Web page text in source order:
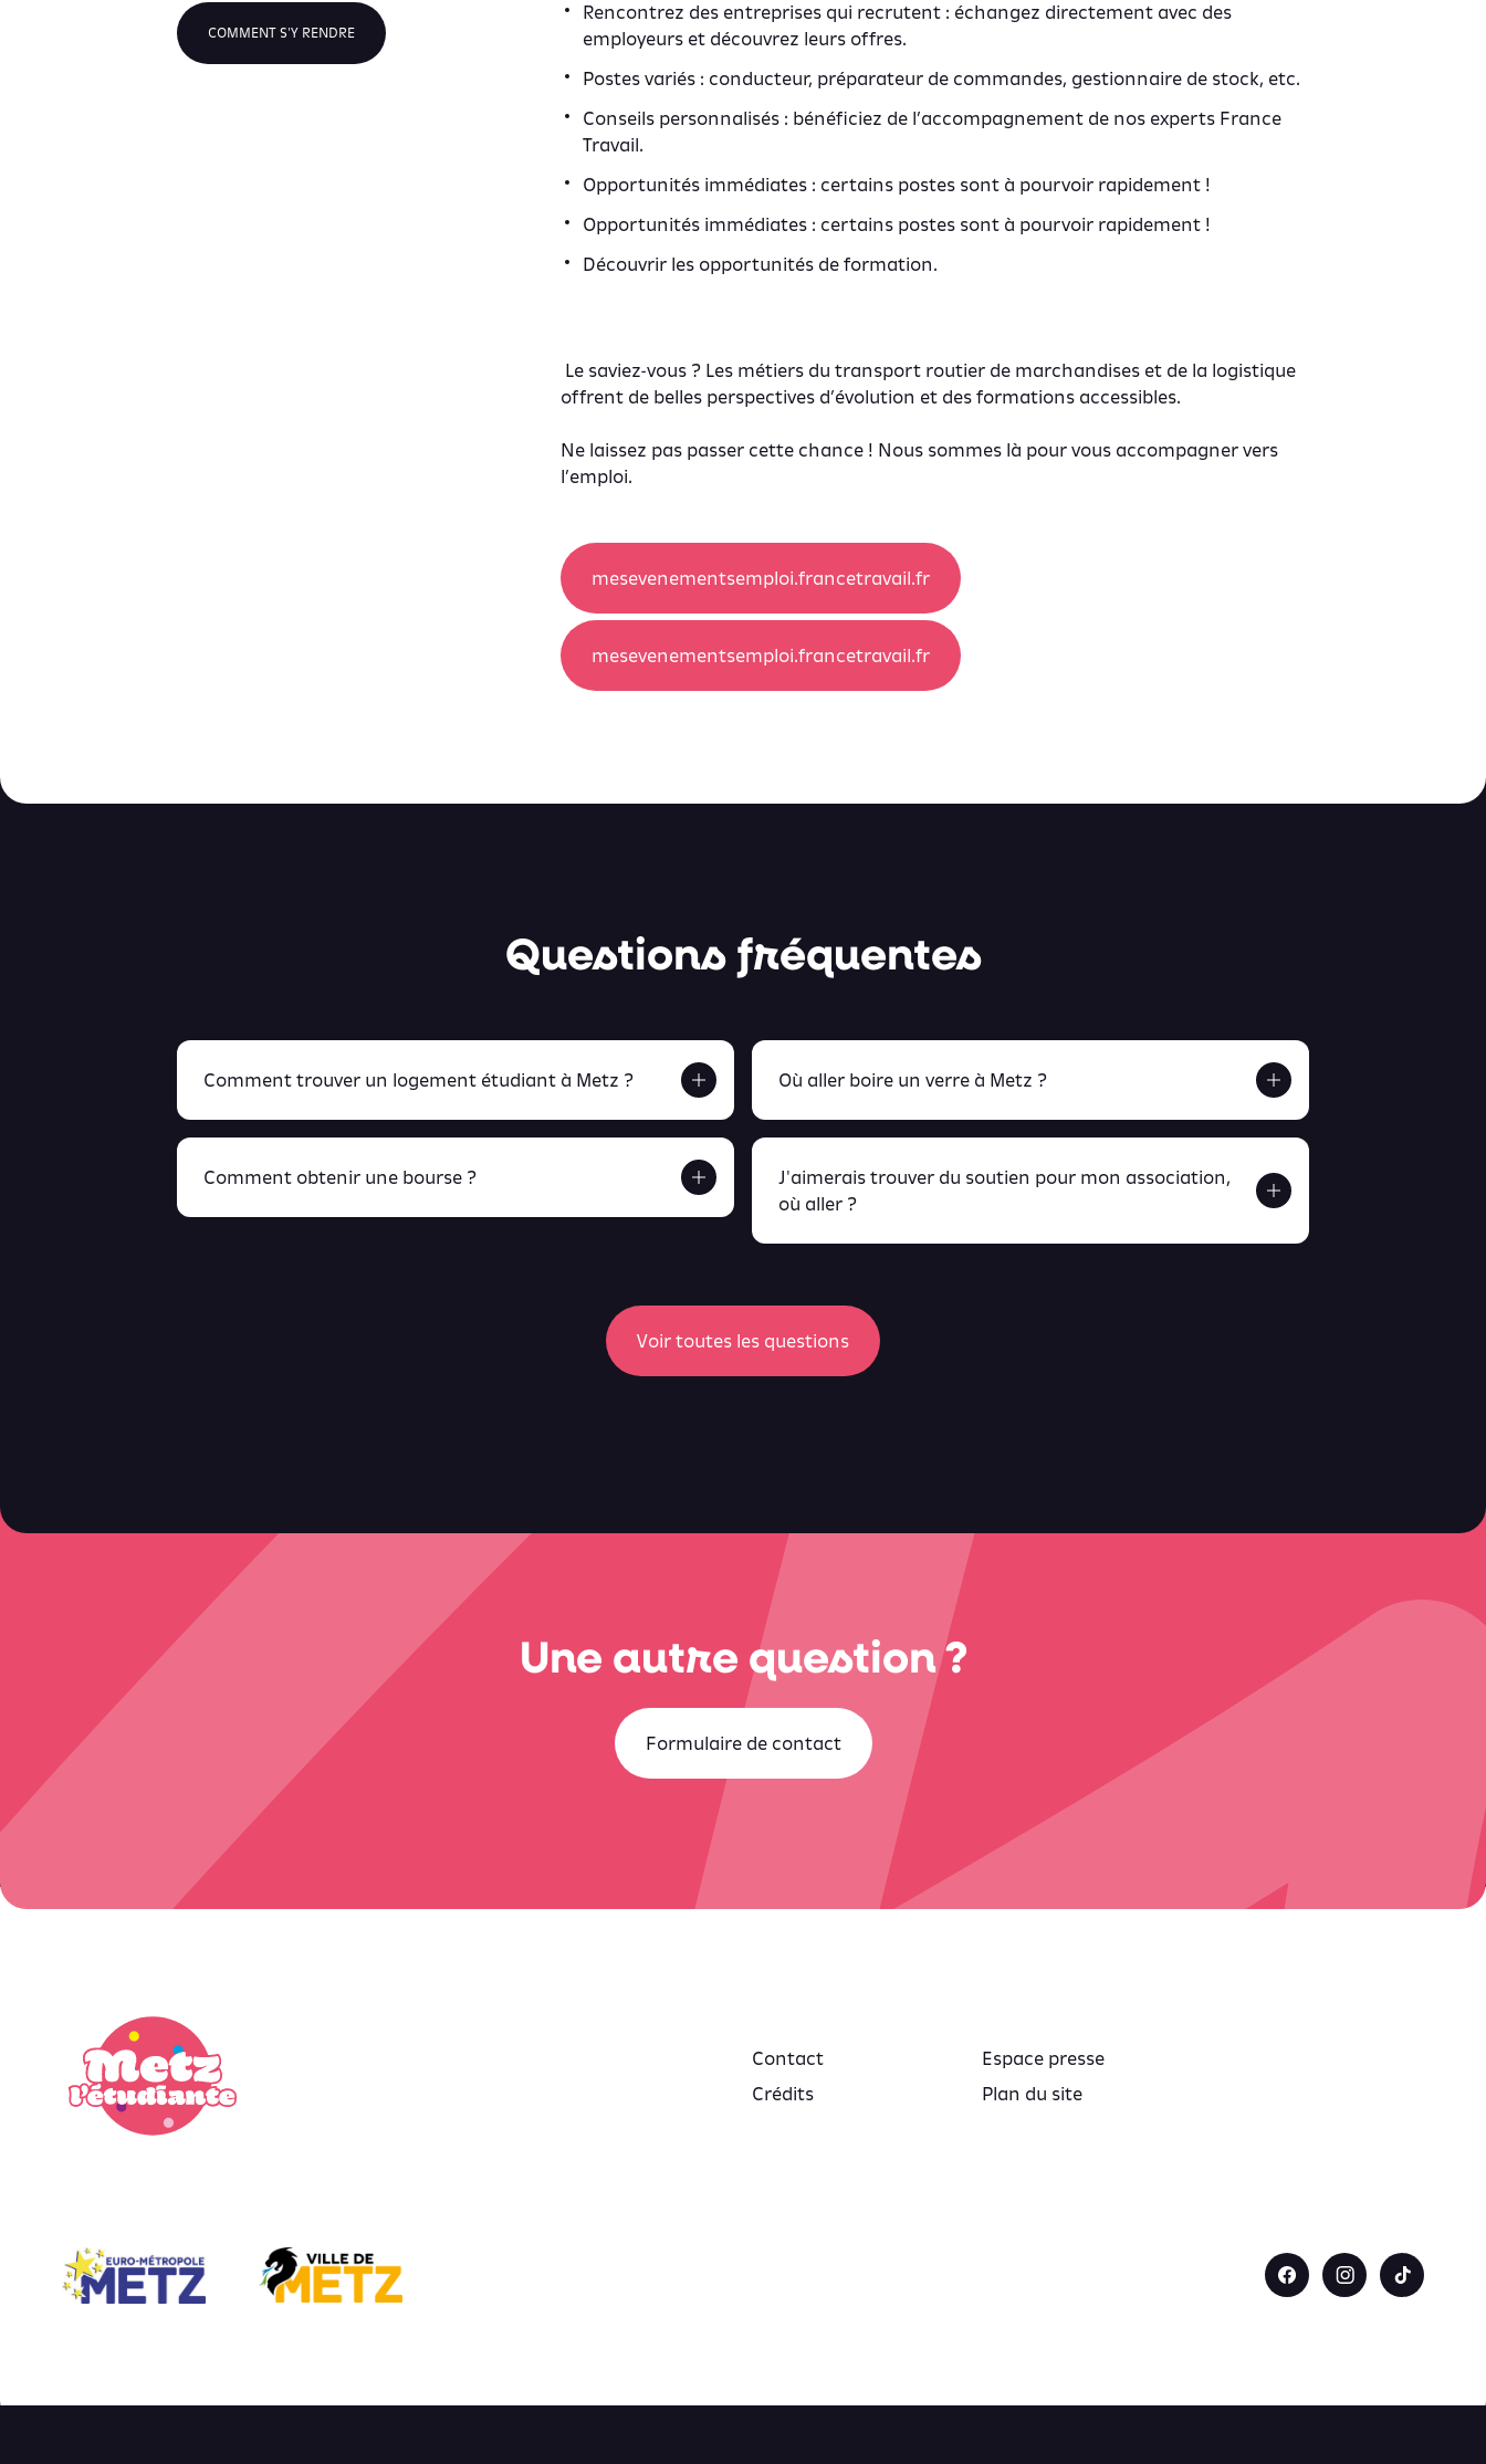
COMMENT S'Y RENDRE
Rencontrez des entreprises qui recrutent : échangez directement avec des
employeurs et découvrez leurs offres.
Postes variés : conducteur, préparateur de commandes, gestionnaire de stock, etc.
Conseils personnalisés : bénéficiez de l’accompagnement de nos experts France
Travail.
Opportunités immédiates : certains postes sont à pourvoir rapidement !
Opportunités immédiates : certains postes sont à pourvoir rapidement !
Découvrir les opportunités de formation.
Le saviez-vous ? Les métiers du transport routier de marchandises et de la logistique
offrent de belles perspectives d’évolution et des formations accessibles.
Ne laissez pas passer cette chance ! Nous sommes là pour vous accompagner vers
l’emploi.
mesevenementsemploi.francetravail.fr
mesevenementsemploi.francetravail.fr
Questions fréquentes
Comment trouver un logement étudiant à Metz ?
Retrouve tout ça en
Comment obtenir une bourse ?
Où aller boire un verre à Metz ?
J'aimerais trouver du soutien pour mon association,
où aller ?
Voir toutes les questions
Une autre question ?
Formulaire de contact
Contact
Crédits
Espace presse
Plan du site